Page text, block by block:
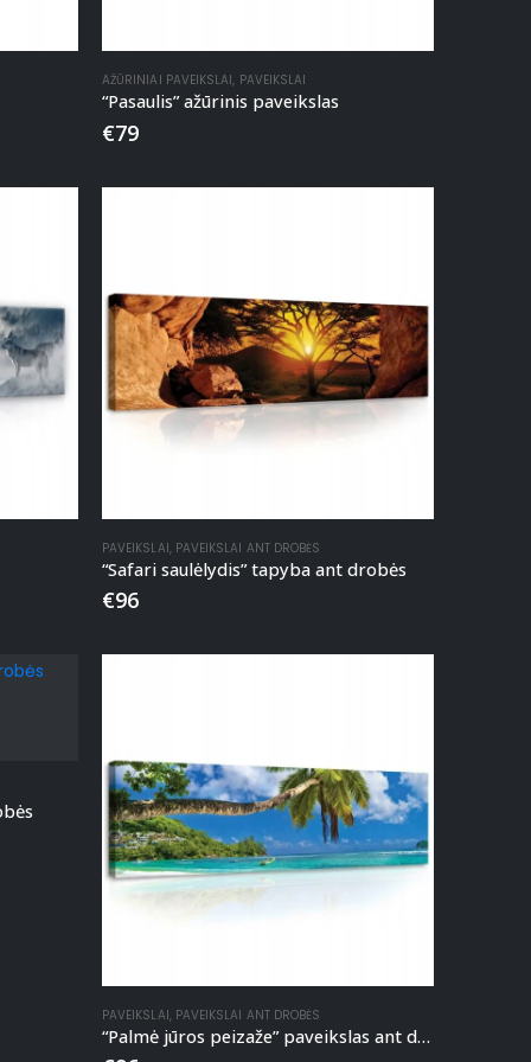
AŽŪRINIAI PAVEIKSLAI, PAVEIKSLAI
“Pasaulis” ažūrinis paveikslas
€79
PAVEIKSLAI, PAVEIKSLAI ANT DROBĖS
“Safari saulėlydis” tapyba ant drobės
€96
PAVEIKSLAI, PAVEIKSLAI ANT DROBĖS
“Palmė jūros peizaže” paveikslas ant drobės